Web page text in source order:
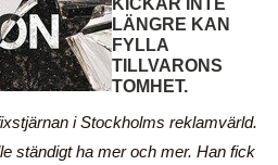
LÄNGRE KAN
FYLLA
TILLVARONS
TOMHET.
i Stockholms reklamvärld.
ständigt ha mer och mer. Han fick